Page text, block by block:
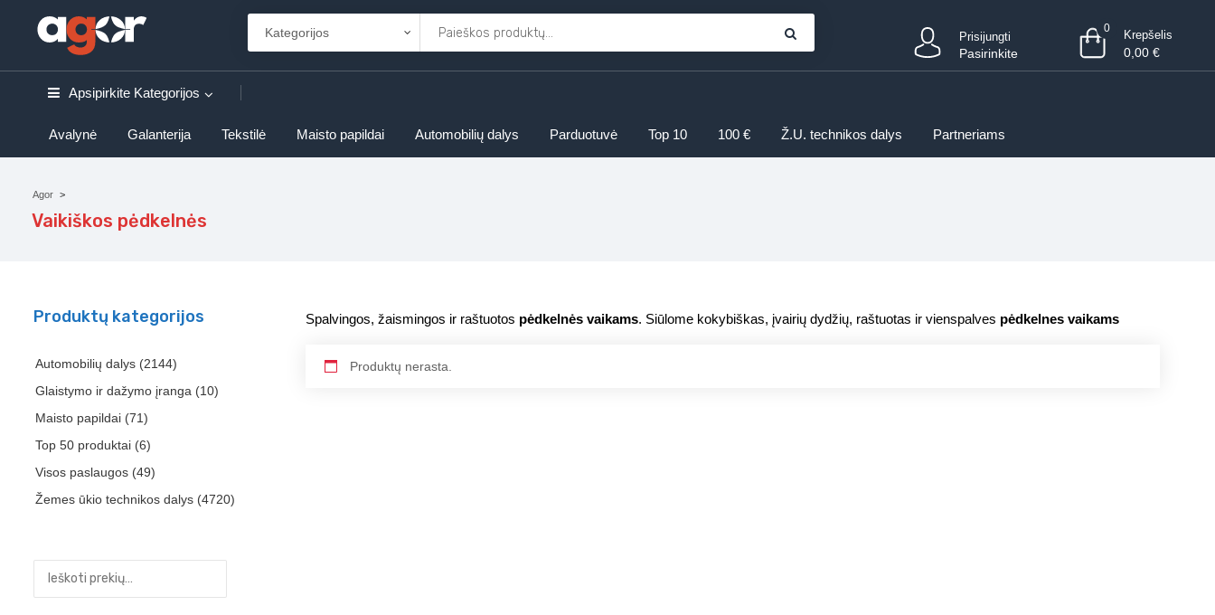
Prisijungti
Pasirinkite
0 Krepšelis
0,00 €
Apsipirkite Kategorijos
Avalynė Galanterija Tekstilė Maisto papildai Automobilių dalys Parduotuvė Top 10 100 € Ž.U. technikos dalys Partneriams
Agor
Vaikiškos pėdkelnės
Produktų kategorijos
Automobilių dalys (2144)
Glaistymo ir dažymo įranga (10)
Maisto papildai (71)
Top 50 produktai (6)
Visos paslaugos (49)
Žemes ūkio technikos dalys (4720)
Spalvingos, žaismingos ir raštuotos pėdkelnės vaikams. Siūlome kokybiškas, įvairių dydžių, raštuotas ir vienspalves pėdkelnes vaikams
Produktų nerasta.